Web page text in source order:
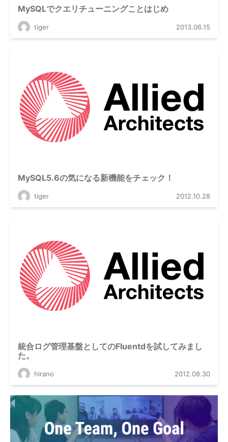
MySQLでクエリチューニングことはじめ
tiger 2013.06.15
MySQL5.6の気になる新機能をチェック！
tiger 2012.10.28
統合ログ管理基盤としてのFluentdを試してみまし
た。
hirano 2012.08.30